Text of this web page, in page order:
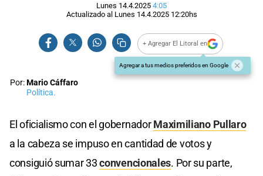
Lunes 14.4.2025 4:05
Actualizado al Lunes 14.4.2025 12:20hs
+ Agregar El Litoral en
Agregar a tus medios preferidos en Google
Por:Mario Cáffaro
Política.
El oficialismo con el gobernadorMaximiliano Pullaro
a la cabeza se impuso en cantidad de votos y
consiguió sumar 33convencionales. Por su parte,